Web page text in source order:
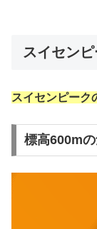
スイセン
スイセンピーク
標高600m